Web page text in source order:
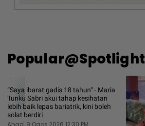
Popular@Spotlight
1
“Saya ibarat gadis 18 tahun“ - Maria
Tunku Sabri akui tahap kesihatan
lebih baik lepas bariatrik, kini boleh
solat berdiri
Ahad, 9 Ogos 2026 12:30 PM